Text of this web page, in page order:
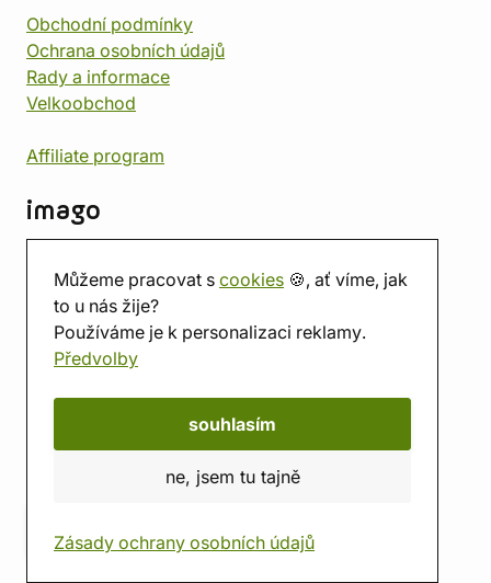
Můžeme pracovat s cookies 🍪, ať víme, jak
to u nás žije?
Používáme je k personalizaci reklamy.
Předvolby
souhlasím
ne, jsem tu tajně
Zásady ochrany osobních údajů
Obchodní podmínky
Ochrana osobních údajů
Rady a informace
Velkoobchod
Affiliate program
imago
Prodejna
Herna
O nás
Hodnocení obchodu